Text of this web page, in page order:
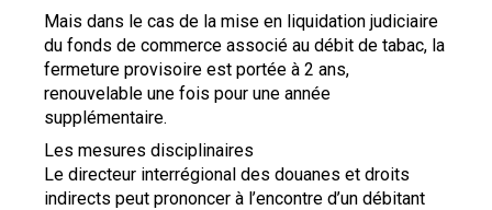
Mais dans le cas de la mise en liquidation judiciaire
du fonds de commerce associé au débit de tabac, la
fermeture provisoire est portée à 2 ans,
renouvelable une fois pour une année
supplémentaire.
Les mesures disciplinaires
Le directeur interrégional des douanes et droits
indirects peut prononcer à l’encontre d’un débitant